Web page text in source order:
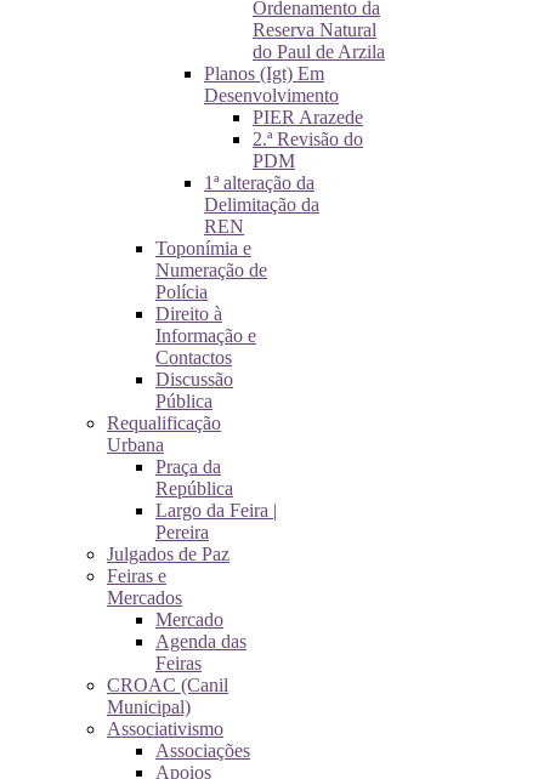
Ordenamento da
Reserva Natural
do Paul de Arzila
Planos (Igt) Em
Desenvolvimento
PIER Arazede
2.ª Revisão do
PDM
1ª alteração da
Delimitação da
REN
Toponímia e
Numeração de
Polícia
Direito à
Informação e
Contactos
Discussão
Pública
Requalificação
Urbana
Praça da
República
Largo da Feira |
Pereira
Julgados de Paz
Feiras e
Mercados
Mercado
Agenda das
Feiras
CROAC (Canil
Municipal)
Associativismo
Associações
Apoios